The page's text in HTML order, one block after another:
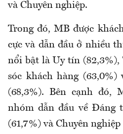
và Chuyên nghiệp.
Trong đó, MB được
cực và dẫn đầu ở nhiều
nổi bật là Uy tín
sóc khách hàng
(68,3%). Bên cạnh đó,
nhóm dẫn đầu về Đáng
(61,7%) và Chuyên